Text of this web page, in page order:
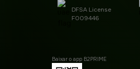
DFSA License
F009446
Baixar o app B2PRIME